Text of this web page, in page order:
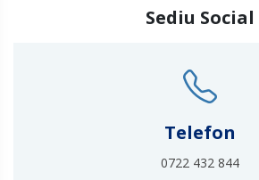
Sediu Social
Telefon
0722 432 844